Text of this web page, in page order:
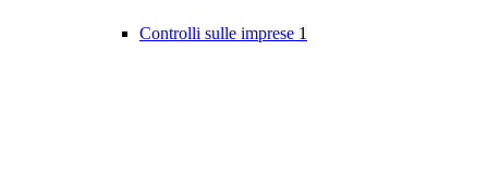
Controlli sulle imprese 1